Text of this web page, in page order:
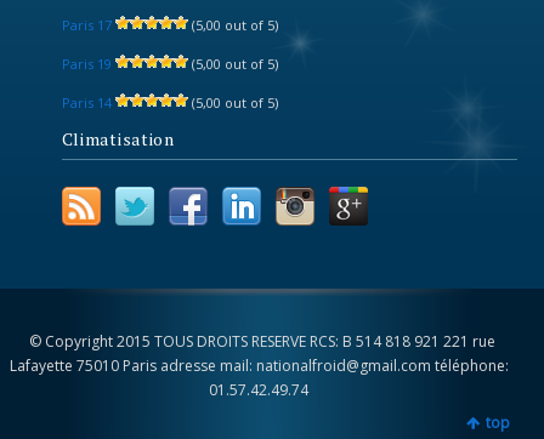
Paris 17 (5,00 out of 5)
Paris 19 (5,00 out of 5)
Paris 14 (5,00 out of 5)
Climatisation
© Copyright 2015 TOUS DROITS RESERVE RCS: B 514 818 921 221 rue
Lafayette 75010 Paris adresse mail: nationalfroid@gmail.com téléphone:
01.57.42.49.74
top